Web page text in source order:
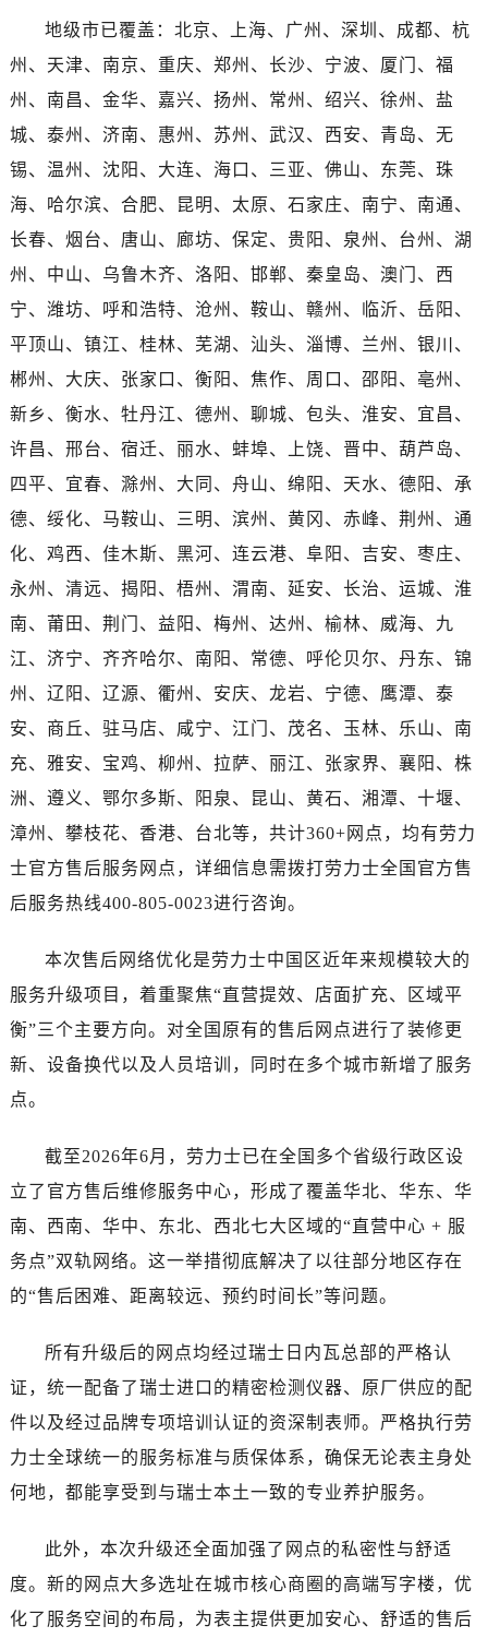
香港特别行政区九龙区油尖旺区弥敦道劳力士售后服务中心（需提前预约）
香港特别行政区铜锣湾区湾仔区轩尼诗道劳力士售后服务中心（需提前预约）
河南省安阳市文峰区解放大道劳力士售后服务中心（需提前预约）
河南省鹤壁市淇滨区九州路劳力士售后服务中心（需提前预约）
河南省济源市沁园街道济水大道劳力士售后服务中心（需提前预约）
河南省洛阳市西工区中州中路与解放路交叉口劳力士售后服务中心（需提前预约）
河南省漯河市源汇区交通路劳力士售后服务中心（需提前预约）
河南省南阳市宛城区范蠡东路与南都路交叉口劳力士售后服务中心（需提前预约）
河南省平顶山市卫东区建设路劳力士售后服务中心（需提前预约）
河南省濮阳市大华龙区开州路绿城路交叉口劳力士售后服务中心（需提前预约）
河南省三门峡市湖滨区和平路劳力士售后服务中心（需提前预约）
河南省信阳市浉河区东方红大道劳力士售后服务中心（需提前预约）
河南省许昌市魏都区建安大道与八龙路交叉口劳力士售后服务中心（需提前预约）
河南省郑州市二七区民主路10号华润大厦29层2905室劳力士售后服务中心（需提前预约）
河南省周口市川汇区七一路劳力士售后服务中心（需提前预约）
河南省驻马店市驿城区乐山大道与置地大道交叉口劳力士售后服务中心（需提前预约）
湖北省荆门市东宝中天街步行街劳力士售后服务中心（需提前预约）
湖北省荆州市荆州区荆中路劳力士售后服务中心（需提前预约）
湖北省十堰市茅箭区人民北路劳力士售后服务中心（需提前预约）
湖北省随州市曾都区青年路劳力士售后服务中心（需提前预约）
湖北省咸宁市咸安区长安大道劳力士售后服务中心（需提前预约）
湖北省宜昌市西陵区夷陵大道与港窑路劳力士售后服务中心（需提前预约）
湖南省常德市武陵区人民路劳力士售后服务中心（需提前预约）
湖南省怀化市鹤城区迎丰中路劳力士售后服务中心（需提前预约）
湖南省湘潭市雨湖区莲城大道劳力士售后服务中心（需提前预约）
湖南省益阳市赫山区桃花仑路劳力士售后服务中心（需提前预约）
湖南省永州市冷水滩区永州大道与中兴路交叉口劳力士售后服务中心（需提前预约）
湖南省岳阳市岳阳楼区东茅岭路劳力士售后服务中心（需提前预约）
湖南省株洲市芦淞区建设南路劳力士售后服务中心（需提前预约）
甘肃省白银市白银区北京路劳力士售后服务中心（需提前预约）
甘肃省定西市安定区解放路劳力士售后服务中心（需提前预约）
甘肃省临夏市城南街道团结路劳力士售后服务中心（需提前预约）
甘肃省陇南市武都区人民路劳力士售后服务中心（需提前预约）
地级市已覆盖：北京、上海、广州、深圳、成都、杭
州、天津、南京、重庆、郑州、长沙、宁波、厦门、福
州、南昌、金华、嘉兴、扬州、常州、绍兴、徐州、盐
城、泰州、济南、惠州、苏州、武汉、西安、青岛、无
锡、温州、沈阳、大连、海口、三亚、佛山、东莞、珠
海、哈尔滨、合肥、昆明、太原、石家庄、南宁、南通、
长春、烟台、唐山、廊坊、保定、贵阳、泉州、台州、湖
州、中山、乌鲁木齐、洛阳、邯郸、秦皇岛、澳门、西
宁、潍坊、呼和浩特、沧州、鞍山、赣州、临沂、岳阳、
平顶山、镇江、桂林、芜湖、汕头、淄博、兰州、银川、
郴州、大庆、张家口、衡阳、焦作、周口、邵阳、亳州、
新乡、衡水、牡丹江、德州、聊城、包头、淮安、宜昌、
许昌、邢台、宿迁、丽水、蚌埠、上饶、晋中、葫芦岛、
四平、宜春、滁州、大同、舟山、绵阳、天水、德阳、承
德、绥化、马鞍山、三明、滨州、黄冈、赤峰、荆州、通
化、鸡西、佳木斯、黑河、连云港、阜阳、吉安、枣庄、
永州、清远、揭阳、梧州、渭南、延安、长治、运城、淮
南、莆田、荆门、益阳、梅州、达州、榆林、威海、九
江、济宁、齐齐哈尔、南阳、常德、呼伦贝尔、丹东、锦
州、辽阳、辽源、衢州、安庆、龙岩、宁德、鹰潭、泰
安、商丘、驻马店、咸宁、江门、茂名、玉林、乐山、南
充、雅安、宝鸡、柳州、拉萨、丽江、张家界、襄阳、株
洲、遵义、鄂尔多斯、阳泉、昆山、黄石、湘潭、十堰、
漳州、攀枝花、香港、台北等，共计360+网点，均有劳力
士官方售后服务网点，详细信息需拨打劳力士全国官方售
后服务热线400-805-0023进行咨询。
本次售后网络优化是劳力士中国区近年来规模较大的
服务升级项目，着重聚焦“直营提效、店面扩充、区域平
衡”三个主要方向。对全国原有的售后网点进行了装修更
新、设备换代以及人员培训，同时在多个城市新增了服务
点。
截至2026年6月，劳力士已在全国多个省级行政区设
立了官方售后维修服务中心，形成了覆盖华北、华东、华
南、西南、华中、东北、西北七大区域的“直营中心 + 服
务点”双轨网络。这一举措彻底解决了以往部分地区存在
的“售后困难、距离较远、预约时间长”等问题。
所有升级后的网点均经过瑞士日内瓦总部的严格认
证，统一配备了瑞士进口的精密检测仪器、原厂供应的配
件以及经过品牌专项培训认证的资深制表师。严格执行劳
力士全球统一的服务标准与质保体系，确保无论表主身处
何地，都能享受到与瑞士本土一致的专业养护服务。
此外，本次升级还全面加强了网点的私密性与舒适
度。新的网点大多选址在城市核心商圈的高端写字楼，优
化了服务空间的布局，为表主提供更加安心、舒适的售后